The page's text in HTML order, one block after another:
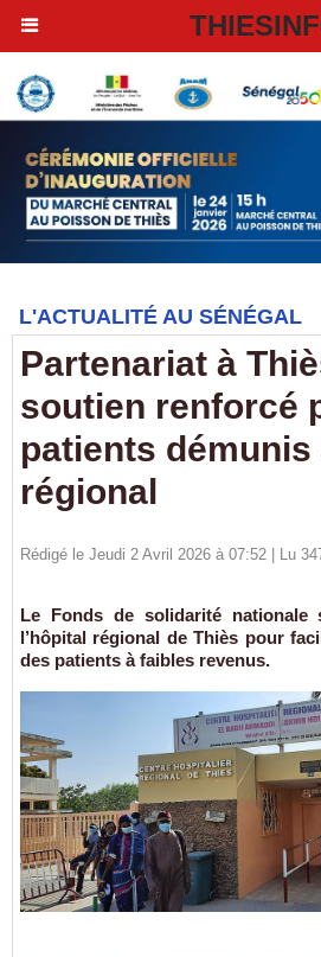
L'ACTUALITÉ AU SÉNÉGAL
Partenariat à
soutien renforcé
patients démunis
régional
Rédigé le Jeudi 2 Avril 2026 à 07:52 | Lu
Le Fonds de solidarité nationale
l’hôpital régional de Thiès pour
des patients à faibles revenus.